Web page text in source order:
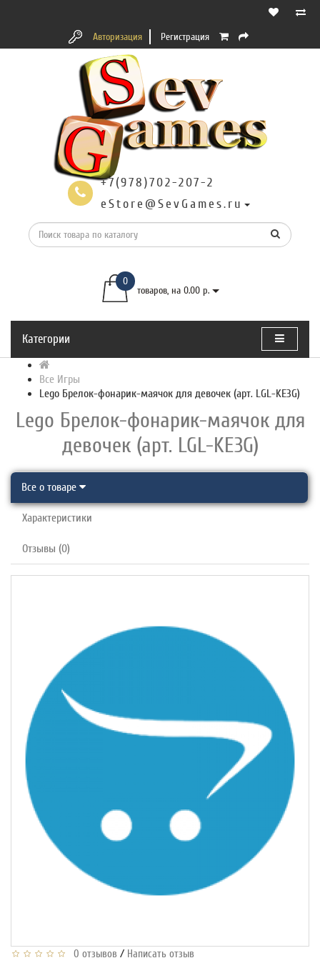
Авторизация Регистрация
+7(978)702-207-2
eStore@SevGames.ru
0
товаров, на 0.00 р.
Категории
Все Игры
Lego Брелок-фонарик-маячок для девочек (арт. LGL-KE3G)
Lego Брелок-фонарик-маячок для
девочек (арт. LGL-KE3G)
Все о товаре
Характеристики
Отзывы (0)
0 отзывов / Написать отзыв